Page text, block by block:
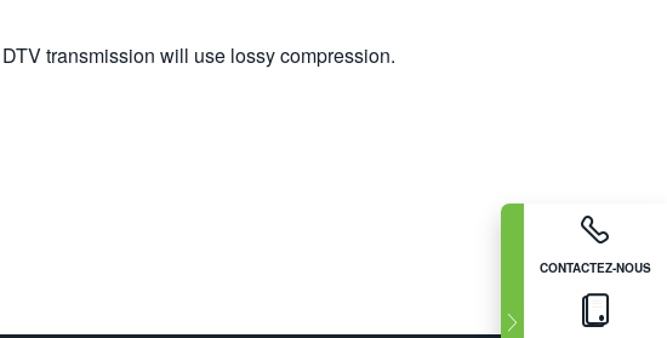
CONTACTEZ-NOUS
transmission will use lossy compression.